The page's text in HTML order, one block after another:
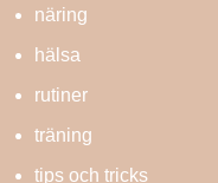
näring
hälsa
rutiner
träning
tips och tricks